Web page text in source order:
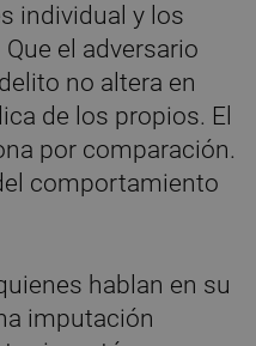
individual y los
el adversario
no altera en
de los propios. El
por comparación.
comportamiento
hablan en su
imputación